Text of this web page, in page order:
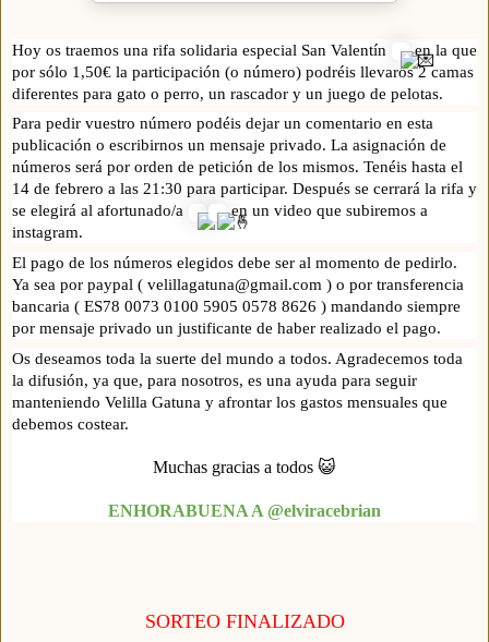
Hoy os traemos una rifa solidaria especial San Valentín
en la que
por sólo 1,50€ la participación (o número) podréis llevaros 2 camas
diferentes para gato o perro, un rascador y un juego de pelotas.
Para pedir vuestro número podéis dejar un comentario en esta
publicación o escribirnos un mensaje privado. La asignación de
números será por orden de petición de los mismos. Tenéis hasta el
14 de febrero a las 21:30 para participar. Después se cerrará la rifa y
se elegirá al afortunado/a
en un video que subiremos a
instagram.
El pago de los números elegidos debe ser al momento de pedirlo.
Ya sea por paypal ( velillagatuna@gmail.com ) o por transferencia
bancaria ( ES78 0073 0100 5905 0578 8626 ) mandando siempre
por mensaje privado un justificante de haber realizado el pago.
Os deseamos toda la suerte del mundo a todos. Agradecemos toda
la difusión, ya que, para nosotros, es una ayuda para seguir
manteniendo Velilla Gatuna y afrontar los gastos mensuales que
debemos costear.
Muchas gracias a todos 😺
ENHORABUENA A @elviracebrian
SORTEO FINALIZADO